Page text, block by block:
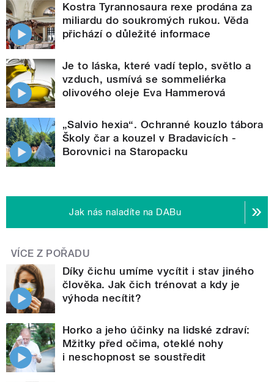
Kostra Tyrannosaura rexe prodána za
miliardu do soukromých rukou. Věda
přichází o důležité informace
Je to láska, které vadí teplo, světlo a
vzduch, usmívá se sommeliérka
olivového oleje Eva Hammerová
„Salvio hexia“. Ochranné kouzlo tábora
Školy čar a kouzel v Bradavicích -
Borovnici na Staropacku
Jak nás naladíte na DABu
VÍCE Z POŘADU
Díky čichu umíme vycítit i stav jiného
člověka. Jak čich trénovat a kdy je
výhoda necítit?
Horko a jeho účinky na lidské zdraví:
Mžitky před očima, oteklé nohy
i neschopnost se soustředit